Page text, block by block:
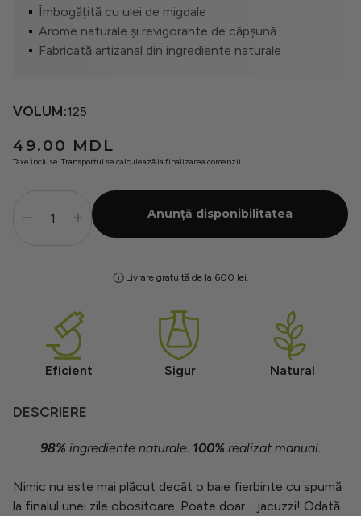
Seturi
Îmbogățită cu ulei de migdale
Arome naturale și revigorante de căpșună
Fabricată artizanal din ingrediente naturale
VOLUM:125
Preț
obișnuit
49.00 MDL
Taxe incluse.Transportul se calculează la finalizarea comenzii.
Anunță disponibilitatea
Livrare gratuită de la 600 lei.
Eficient Sigur Natural
DESCRIERE
98% ingrediente naturale. 100% realizat manual.
Nimic nu este mai plăcut decât o baie fierbinte cu spumă
la finalul unei zile obositoare. Poate doar… jacuzzi! Odată